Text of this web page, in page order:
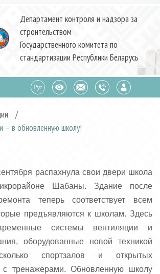
Департамент контроля и надзора за
строительством
Государственного комитета по
стандартизации Республики Беларусь
/
– в обновленную школу!
распахнула свои двери школа
Шабаны. Здание после
теперь соответствует всем
предъявляются к школам. Здесь
системы вентиляции и
оборудованные новой техникой
спортзалов и открытых
с тренажерами. Обновленную школу